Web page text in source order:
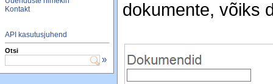
Kontakt
API kasutusjuhend
Otsi
»
dokumente, võiks